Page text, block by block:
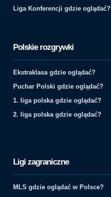
Liga Konferencji gdzie oglądać?
Polskie rozgrywki
Ekstraklasa gdzie oglądać?
Puchar Polski gdzie oglądać?
1. liga polska gdzie oglądać?
2. liga polska gdzie oglądać?
Ligi zagraniczne
MLS gdzie oglądać w Polsce?